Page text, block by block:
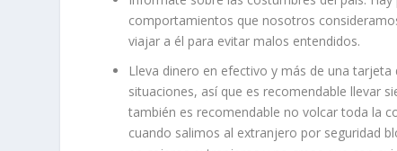
comportamientos que nosotros
viajar a él para evitar malos entendidos.
Lleva dinero en efectivo y más de una
situaciones, así que es recomendable llevar
también es recomendable no volcar toda la
cuando salimos al extranjero por seguridad